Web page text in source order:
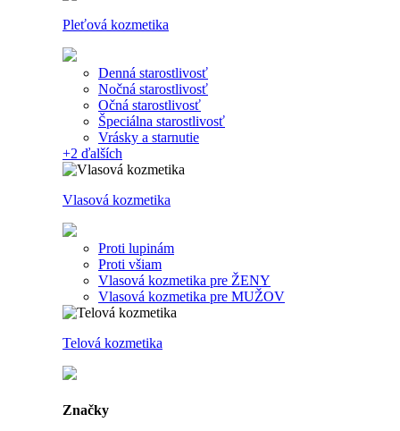
Pleťová kozmetika
Denná starostlivosť
Nočná starostlivosť
Očná starostlivosť
Špeciálna starostlivosť
Vrásky a starnutie
+2 ďalších
Vlasová kozmetika
Proti lupinám
Proti všiam
Vlasová kozmetika pre ŽENY
Vlasová kozmetika pre MUŽOV
Telová kozmetika
Značky